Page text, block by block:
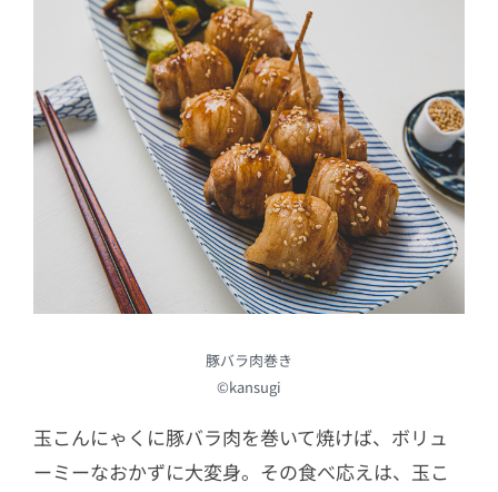
豚バラ肉巻き
©kansugi
玉こんにゃくに豚バラ肉を巻いて焼けば、ボリュ
ーミーなおかずに大変身。その食べ応えは、玉こ